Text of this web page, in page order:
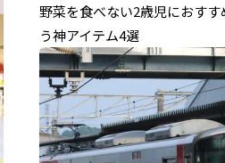
野菜を食べない2歳児におす
う神アイテム4選